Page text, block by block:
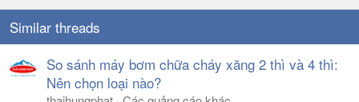
Similar threads
So sánh máy bơm chữa cháy xăng 2 thì và 4 thì:
Nên chọn loại nào?